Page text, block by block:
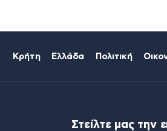
Κρήτη Ελλάδα Πολιτική
Στείλτε μας την